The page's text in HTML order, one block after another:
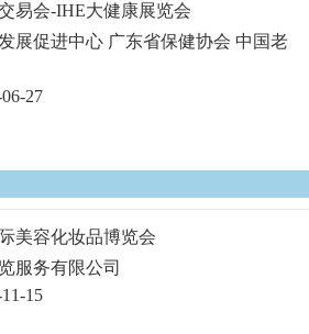
易会-IHE大健康展览会
展促进中心 广东省保健协会 中国老
27
美容化妆品博览会
服务有限公司
15